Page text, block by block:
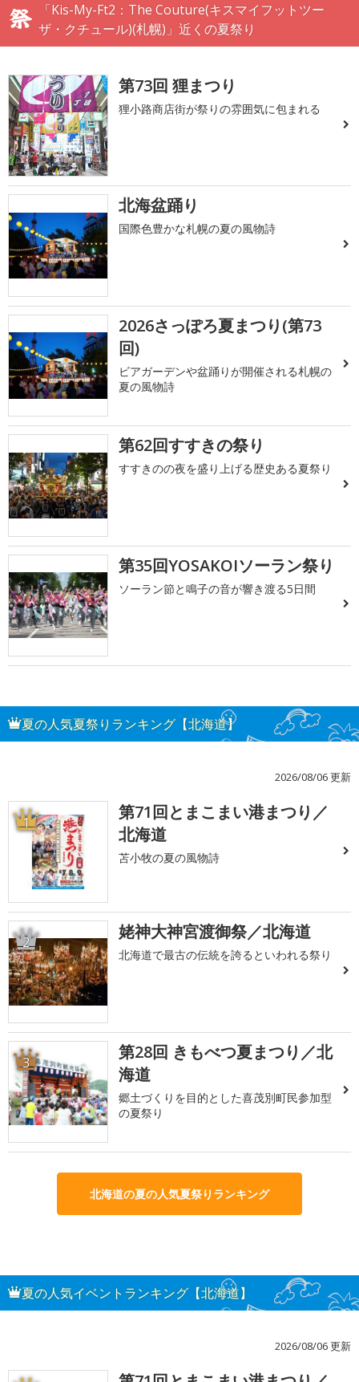
「Kis-My-Ft2：The Couture(キスマイフットツー
ザ・クチュール)(札幌)」近くの夏祭り
第73回 狸まつり
狸小路商店街が祭りの雰囲気に包まれる
北海盆踊り
国際色豊かな札幌の夏の風物詩
2026さっぽろ夏まつり(第73
回)
ビアガーデンや盆踊りが開催される札幌の
夏の風物詩
第62回すすきの祭り
すすきのの夜を盛り上げる歴史ある夏祭り
第35回YOSAKOIソーラン祭り
ソーラン節と鳴子の音が響き渡る5日間
夏の人気夏祭りランキング【北海道】
2026/08/06 更新
1
第71回とまこまい港まつり／
北海道
苫小牧の夏の風物詩
2 姥神大神宮渡御祭／北海道
北海道で最古の伝統を誇るといわれる祭り
3
第28回 きもべつ夏まつり／北
海道
郷土づくりを目的とした喜茂別町民参加型
の夏祭り
北海道の夏の人気夏祭りランキング
夏の人気イベントランキング【北海道】
2026/08/06 更新